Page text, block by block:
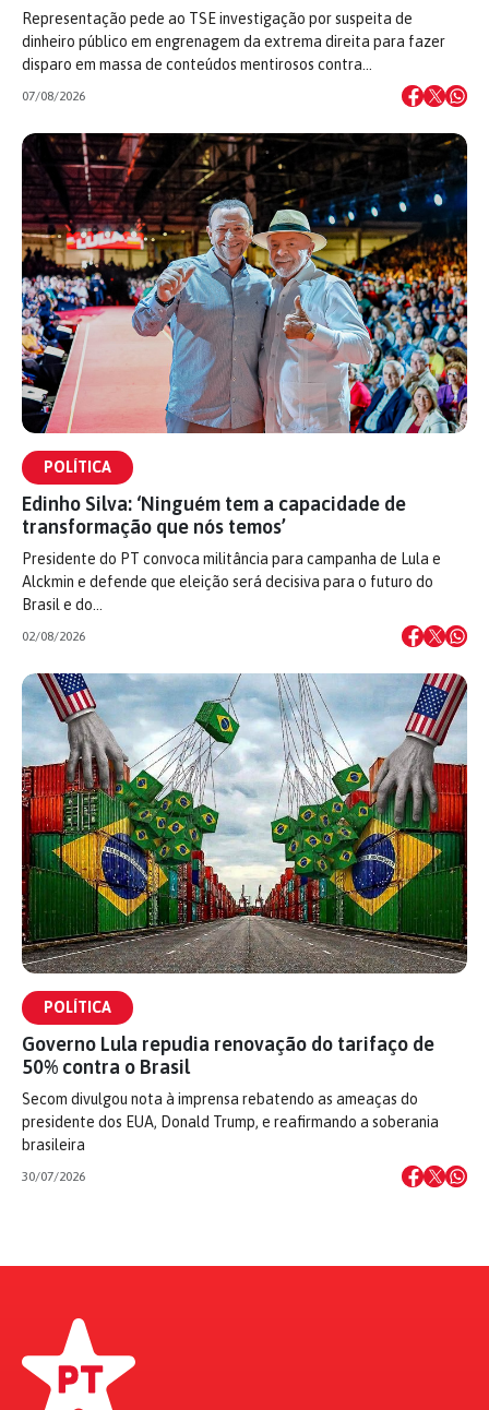
Representação pede ao TSE investigação por suspeita de
dinheiro público em engrenagem da extrema direita para fazer
disparo em massa de conteúdos mentirosos contra…
07/08/2026
POLÍTICA
Edinho Silva: ‘Ninguém tem a capacidade de
transformação que nós temos’
Presidente do PT convoca militância para campanha de Lula e
Alckmin e defende que eleição será decisiva para o futuro do
Brasil e do…
02/08/2026
POLÍTICA
Governo Lula repudia renovação do tarifaço de
50% contra o Brasil
Secom divulgou nota à imprensa rebatendo as ameaças do
presidente dos EUA, Donald Trump, e reafirmando a soberania
brasileira
30/07/2026